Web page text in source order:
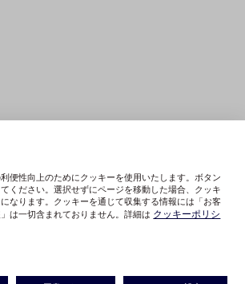
便性向上のためにクッキーを使用いたします。ボタン
ください。選択せずにページを移動した場合、クッキ
なります。クッキーを通じて収集する情報には「お客
は一切含まれておりません。詳細は クッキーポリシ